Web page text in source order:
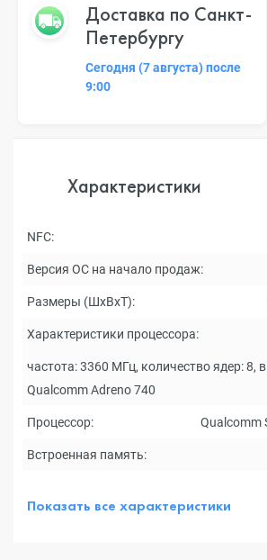
Доставка по Санкт-
Петербургу
Сегодня (7 августа) после
9:00
Характеристики
NFC:
Версия ОС на начало продаж:
Размеры (ШxВxТ):
Характеристики процессора:
частота: 3360 МГц, количество ядер: 8,
Qualcomm Adreno 740
Процессор: Qualcomm
Встроенная память:
Показать все характеристики